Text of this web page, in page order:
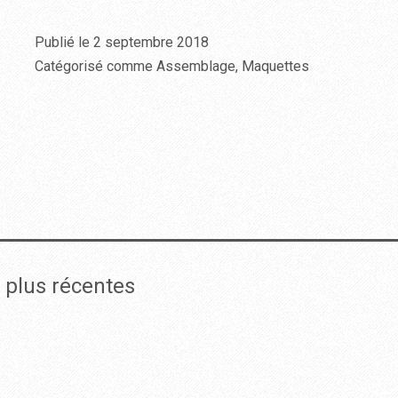
Publié le 2 septembre 2018
Catégorisé comme Assemblage, Maquettes
plus récentes